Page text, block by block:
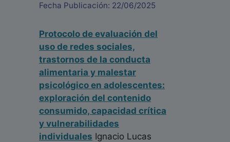
Fecha Publicación: 22/06/2025
Protocolo de evaluación del
uso de redes sociales,
trastornos de la conducta
alimentaria y malestar
psicológico en adolescentes:
exploración del contenido
consumido, capacidad crítica
y vulnerabilidades
individuales Ignacio Lucas